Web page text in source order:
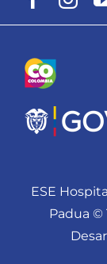
Preguntas y
Nuestra
PQRSD:
Sugerencias
ESE
Padua ©